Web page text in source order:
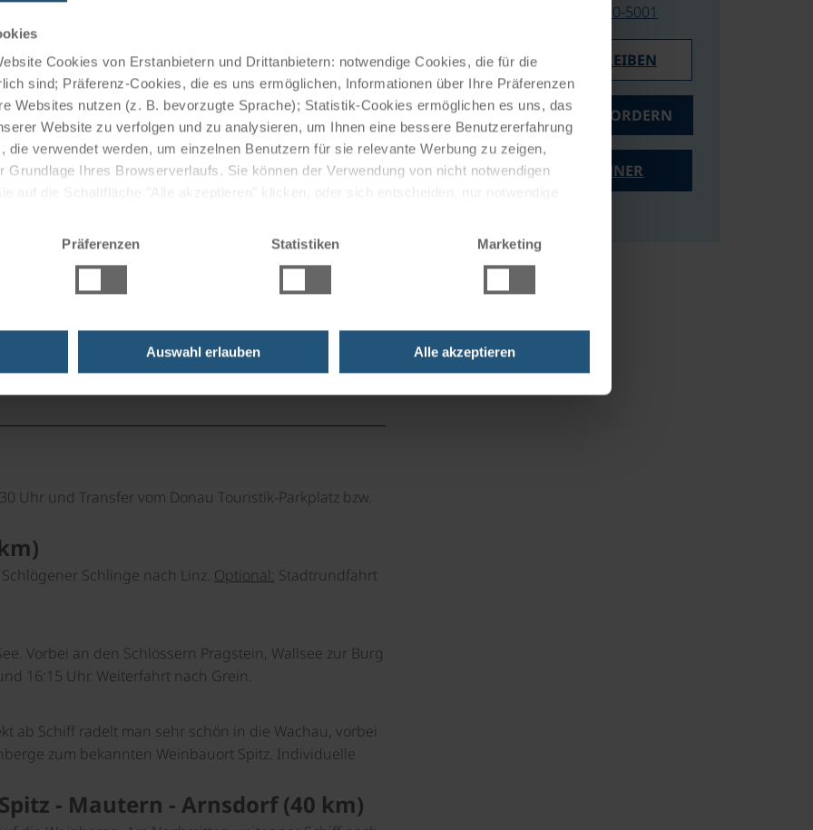
Cookies von Erstanbietern und Drittanbietern: notwendige Cookies, die für die
sind; Präferenz-Cookies, die es uns ermöglichen, Informationen über Ihre Präferenzen
Websites nutzen (z. B. bevorzugte Sprache); Statistik-Cookies ermöglichen es uns, das
Website zu verfolgen und zu analysieren, um Ihnen eine bessere Benutzererfahrung
die verwendet werden, um einzelnen Benutzern für sie relevante Werbung zu zeigen,
Grundlage Ihres Browserverlaufs. Sie können der Verwendung von nicht notwendigen
Präferenzen Statistiken Marketing
Auswahl erlauben Alle akzeptieren
ist nicht mehr verfügbar? Gerne können
die Zusendung unseres Katalogs mit den
Uhr und Transfer vom Donau Touristik-Parkplatz bzw.
Schlinge nach Linz. Optional: Stadtrundfahrt
Vorbei an den Schlössern Pragstein, Wallsee zur Burg
16:15 Uhr. Weiterfahrt nach Grein.
ab Schiff radelt man sehr schön in die Wachau, vorbei
zum bekannten Weinbauort Spitz. Individuelle
- Mautern - Arnsdorf (40 km)
0043/732/2080-5001
E-MAIL SCHREIBEN
ANGEBOT ANFORDERN
PREISRECHNER